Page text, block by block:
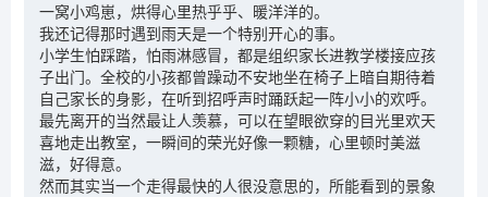
一窝小鸡崽，烘得心里热乎乎、暖洋洋的。
我还记得那时遇到雨天是一个特别开心的事。
小学生怕踩踏，怕雨淋感冒，都是组织家长进教学楼接应孩
子出门。全校的小孩都曾躁动不安地坐在椅子上暗自期待着
自己家长的身影，在听到招呼声时踊跃起一阵小小的欢呼。
最先离开的当然最让人羡慕，可以在望眼欲穿的目光里欢天
喜地走出教室，一瞬间的荣光好像一颗糖，心里顿时美滋
滋，好得意。
然而其实当一个走得最快的人很没意思的，所能看到的景象